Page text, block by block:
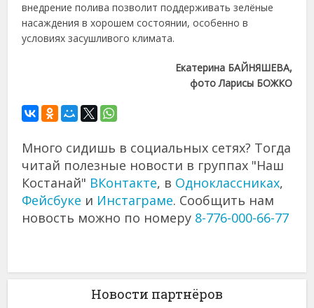
внедрение полива позволит поддерживать зелёные
насаждения в хорошем состоянии, особенно в
условиях засушливого климата.
Екатерина БАЙНЯШЕВА,
фото Ларисы БОЖКО
Много сидишь в социальных сетях? Тогда
читай полезные новости в группах "Наш
Костанай" ВКонтакте, в Одноклассниках,
Фейсбуке и Инстаграме. Сообщить нам
новость можно по номеру 8-776-000-66-77
Новости партнёров